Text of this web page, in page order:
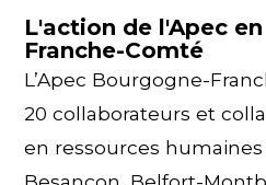
L'action de l'Apec
Franche-Comté
L’Apec Bourgogne-
20 collaborateurs et
en ressources